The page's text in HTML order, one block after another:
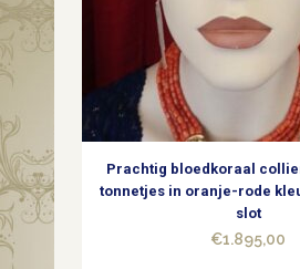
Prachtig bloedkoraal
tonnetjes in oranje-rode
slot
€1.895,00